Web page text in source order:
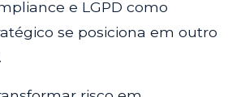
e LGPD como
se posiciona em outro